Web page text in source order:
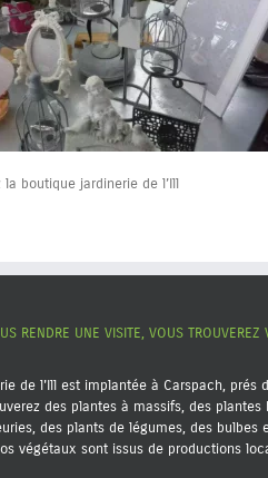
la boutique jardinerie de l’Ill
RENDRE UNE VISITE, VOUS TROUVEREZ
de l'Ill est implantée à Carspach, prés
des plantes à massifs, des
des plants de légumes, des bulbes
végétaux sont issus de productions